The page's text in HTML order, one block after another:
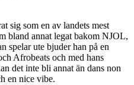
sig som en av landets mest
bland annat legat bakom NJOL,
spelar ute bjuder han på en
Afrobeats och med hans
det inte bli annat än dans non
en nice vibe.